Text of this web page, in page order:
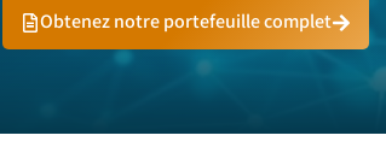
Obtenez notre portefeuille complet